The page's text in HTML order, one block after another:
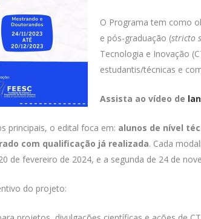
O Programa tem como
e pós-graduação (stricto
Tecnologia e Inovação
estudantis/técnicas e
Assista ao vídeo de
principais, o edital foca em: alunos de nível
com qualificação já realizada. Cada
de fevereiro de 2024, e a segunda de 24 de
do projeto: